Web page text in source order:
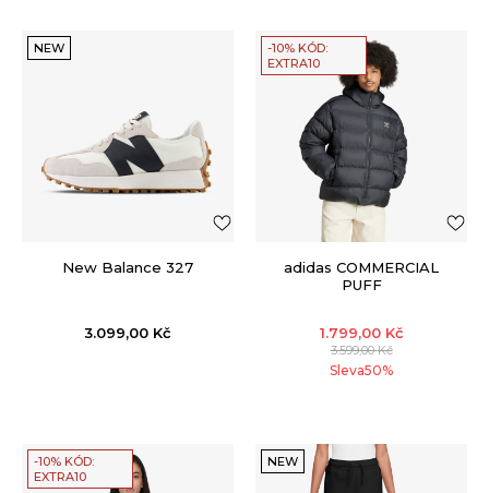
NEW
New Balance 327
3.099,00 Kč
-10% KÓD:
EXTRA10
adidas COMMERCIAL
PUFF
1.799,00 Kč
3.599,00Kč
Sleva50%
-10% KÓD:
EXTRA10
NEW